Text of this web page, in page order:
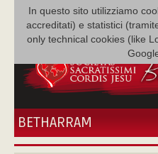
In questo sito utilizziamo
accreditati) e statistici
only technical cookies (like
BETHARRAM
HOME